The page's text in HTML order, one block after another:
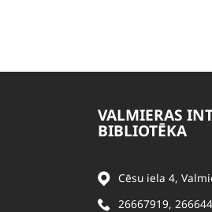
VALMIERAS
BIBLIOTĒKA
Cēsu iela 4,
26667919,